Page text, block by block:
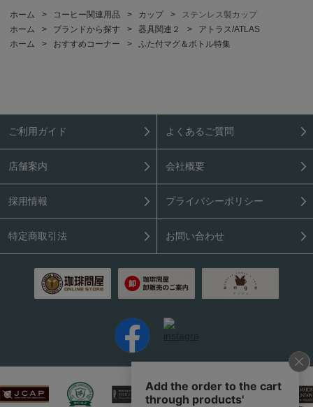
ホーム > コーヒー関連用品 > カップ >
ステンレス製カップ
ホーム
> ブランドから探す > 器具関連２ >
アトラス/ATLAS
ホーム
> おすすめコーナー > ふた付マグ＆ボトル特集
ご利用ガイド よくあるご質問
店舗案内 会社概要
採用情報 プライバシーポリシー
特定商取引法 お問い合わせ